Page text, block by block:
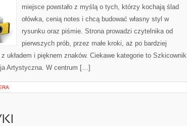
miejsce powstało z myślą o tych, którzy kochają ślad
ołówka, cenią notes i chcą budować własny styl w
rysunku oraz piśmie. Strona prowadzi czytelnika od
pierwszych prób, przez małe kroki, aż po bardziej
układem i pięknem znaków. Ciekawe kategorie to Szkicownik
Artystyczna. W centrum […]